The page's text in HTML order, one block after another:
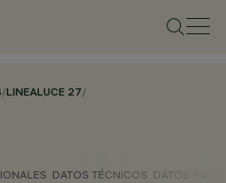
/LINEALUCE 27/
DATOS TÉCNICOS DATOS